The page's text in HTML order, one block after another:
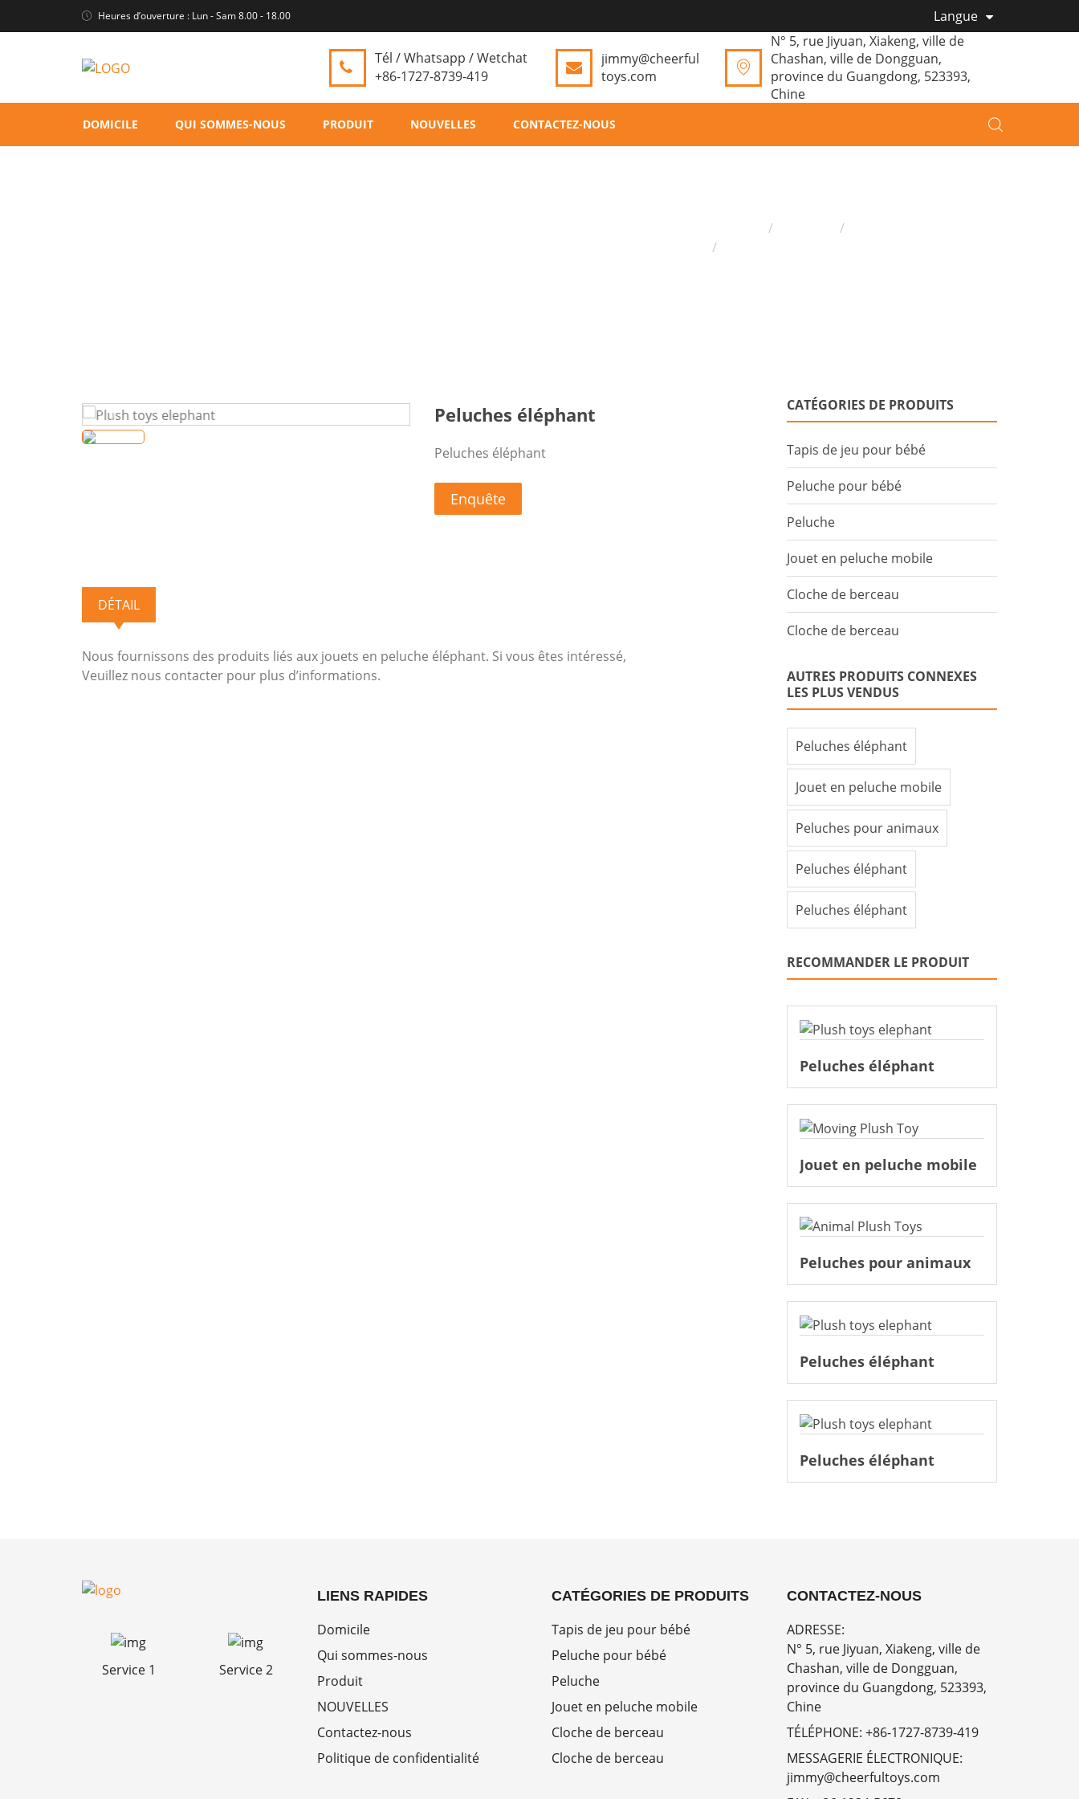
Heures d’ouverture : Lun - Sam 8.00 - 18.00 Langue
Tél / Whatsapp / Wetchat
+86-1727-8739-419
jimmy@cheerful
toys.com
N° 5, rue Jiyuan, Xiakeng, ville de
Chashan, ville de Dongguan,
province du Guangdong, 523393,
Chine
DOMICILE QUI SOMMES-NOUS PRODUIT NOUVELLES CONTACTEZ-NOUS
Peluches éléphant
Peluches éléphant
Enquête
DÉTAIL
Nous fournissons des produits liés aux jouets en peluche éléphant. Si vous êtes intéressé,
Veuillez nous contacter pour plus d’informations.
CATÉGORIES DE PRODUITS
Tapis de jeu pour bébé
Peluche pour bébé
Peluche
Jouet en peluche mobile
Cloche de berceau
Cloche de berceau
AUTRES PRODUITS CONNEXES
LES PLUS VENDUS
Peluches éléphant
Jouet en peluche mobile
Peluches pour animaux
Peluches éléphant
Peluches éléphant
RECOMMANDER LE PRODUIT
Peluches éléphant
Jouet en peluche mobile
Peluches pour animaux
Peluches éléphant
Peluches éléphant
Service 1 Service 2
LIENS RAPIDES
Domicile
Qui sommes-nous
Produit
NOUVELLES
Contactez-nous
Politique de confidentialité
CATÉGORIES DE PRODUITS
Tapis de jeu pour bébé
Peluche pour bébé
Peluche
Jouet en peluche mobile
Cloche de berceau
Cloche de berceau
CONTACTEZ-NOUS
ADRESSE:
N° 5, rue Jiyuan, Xiakeng, ville de
Chashan, ville de Dongguan,
province du Guangdong, 523393,
Chine
TÉLÉPHONE: +86-1727-8739-419
MESSAGERIE ÉLECTRONIQUE:
jimmy@cheerfultoys.com